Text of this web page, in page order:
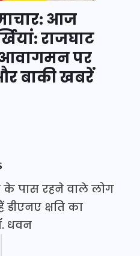
आज
राजघाट
पर
बाकी खबरें
के पास रहने वाले लोग
क्षति का
धवन